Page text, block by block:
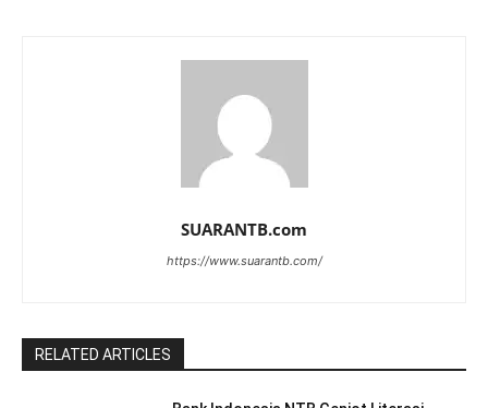
SUARANTB.com
https://www.suarantb.com/
RELATED ARTICLES